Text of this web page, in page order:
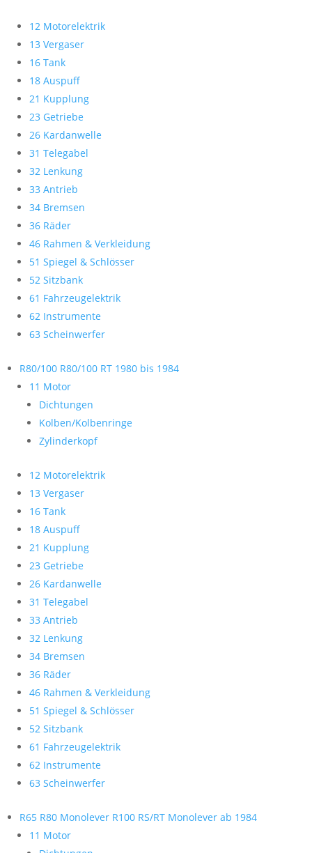
12 Motorelektrik
13 Vergaser
16 Tank
18 Auspuff
21 Kupplung
23 Getriebe
26 Kardanwelle
31 Telegabel
32 Lenkung
33 Antrieb
34 Bremsen
36 Räder
46 Rahmen & Verkleidung
51 Spiegel & Schlösser
52 Sitzbank
61 Fahrzeugelektrik
62 Instrumente
63 Scheinwerfer
R80/100 R80/100 RT 1980 bis 1984
11 Motor
Dichtungen
Kolben/Kolbenringe
Zylinderkopf
12 Motorelektrik
13 Vergaser
16 Tank
18 Auspuff
21 Kupplung
23 Getriebe
26 Kardanwelle
31 Telegabel
33 Antrieb
32 Lenkung
34 Bremsen
36 Räder
46 Rahmen & Verkleidung
51 Spiegel & Schlösser
52 Sitzbank
61 Fahrzeugelektrik
62 Instrumente
63 Scheinwerfer
R65 R80 Monolever R100 RS/RT Monolever ab 1984
11 Motor